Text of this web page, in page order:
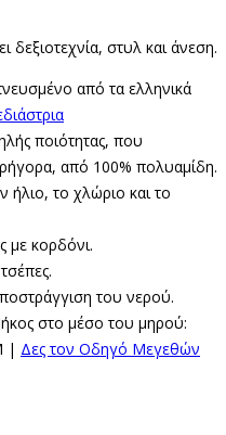
στυλ και άνεση.
από τα ελληνικά
ποιότητας, που
από 100% πολυαμίδη.
ήλιο, το χλώριο και το
με κορδόνι.
του νερού.
στο μέσο του μηρού:
| Δες τον Οδηγό Μεγεθών